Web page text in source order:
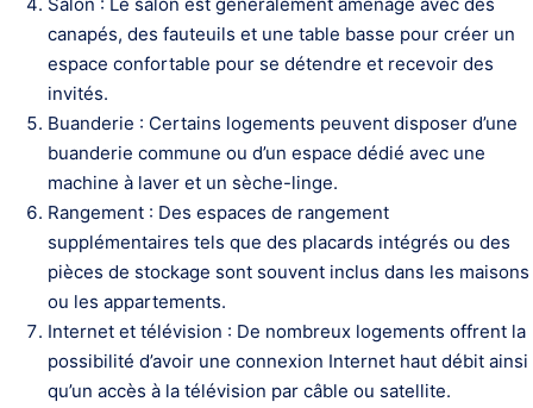
canapés, des fauteuils et une table basse pour créer un
espace confortable pour se détendre et recevoir des
invités.
Buanderie : Certains logements peuvent disposer d’une
buanderie commune ou d’un espace dédié avec une
machine à laver et un sèche-linge.
Rangement : Des espaces de rangement
supplémentaires tels que des placards intégrés ou des
pièces de stockage sont souvent inclus dans les maisons
ou les appartements.
Internet et télévision : De nombreux logements offrent la
possibilité d’avoir une connexion Internet haut débit ainsi
qu’un accès à la télévision par câble ou satellite.